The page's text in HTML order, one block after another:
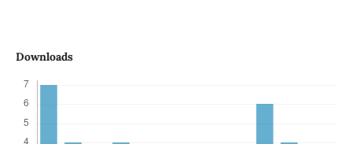
Downloads